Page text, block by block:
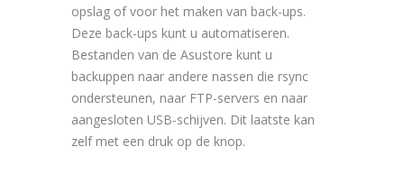
opslag of voor het maken van back-ups.
Deze back-ups kunt u automatiseren.
Bestanden van de Asustore kunt u
backuppen naar andere nassen die rsync
ondersteunen, naar FTP-servers en naar
aangesloten USB-schijven. Dit laatste kan
zelf met een druk op de knop.